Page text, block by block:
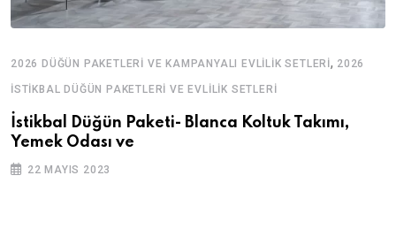
2026 DÜĞÜN PAKETLERI VE KAMPANYALI EVLILIK SETLERI, 2026
İSTIKBAL DÜĞÜN PAKETLERI VE EVLILIK SETLERI
İstikbal Düğün Paketi- Blanca Koltuk Takımı,
Yemek Odası ve
22 MAYIS 2023